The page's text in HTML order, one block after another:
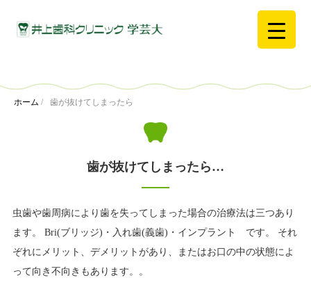
ホーム / 歯が抜けてしまったら
歯が抜けてしまったら…
虫歯や歯周病により歯を失ってしまった場合の治療法は三つあり
ます。 Bri(ブリッジ)・入れ歯(義歯)・インプラント です。 それ
ぞれにメリット、デメリットがあり、またはお口の中の状態によ
って向き不向きもあります。。